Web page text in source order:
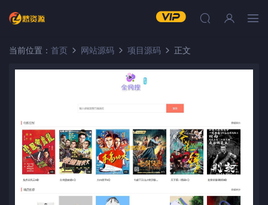
当前位置： 首页 网站源码 项目源码 正文